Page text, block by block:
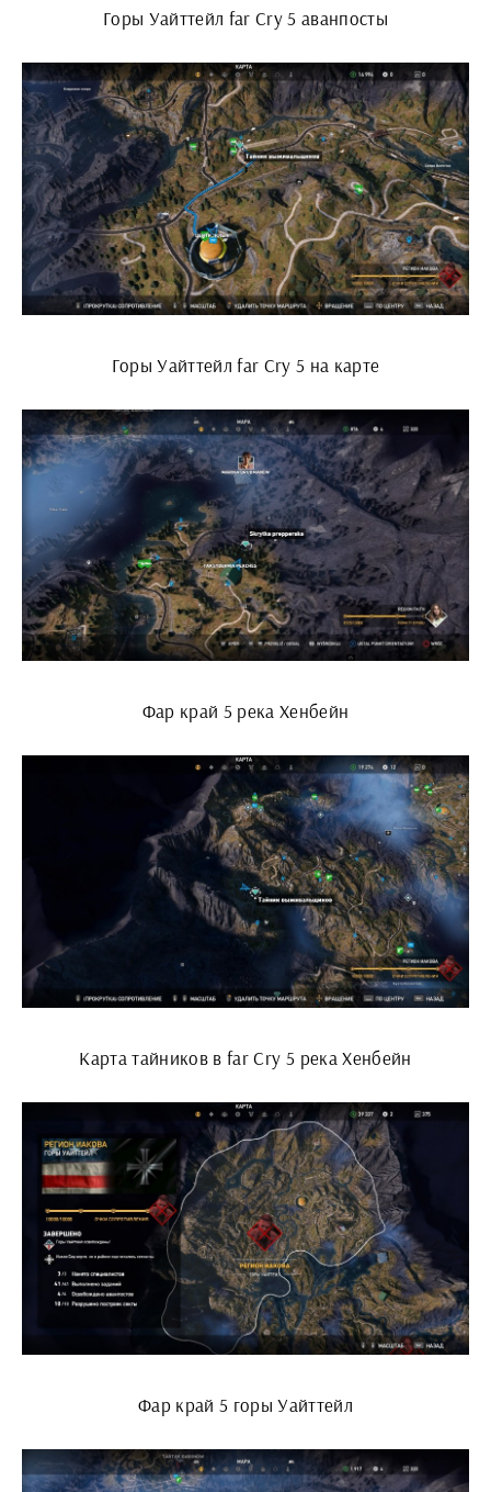
Горы Уайттейл far Cry 5 аванпосты
Горы Уайттейл far Cry 5 на карте
Фар край 5 река Хенбейн
Карта тайников в far Cry 5 река Хенбейн
Фар край 5 горы Уайттейл